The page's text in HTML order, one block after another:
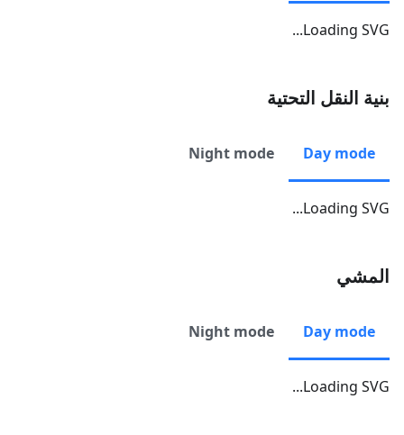
Loading SVG...
بنية النقل التحتية
Day mode
Night mode
Loading SVG...
المشي
Day mode
Night mode
Loading SVG...